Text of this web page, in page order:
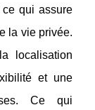
ce qui assure
la vie privée.
localisation
et une
Ce qui